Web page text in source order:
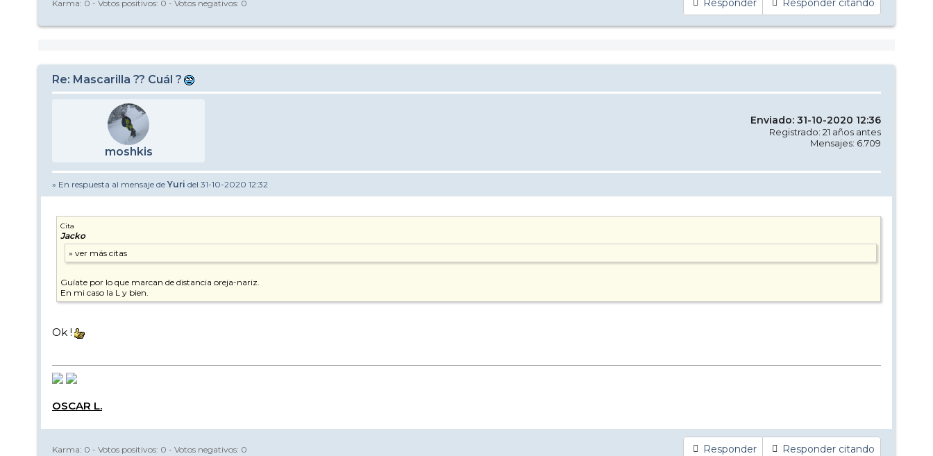
Responder Responder citando
Karma: 0 - Votos positivos: 0 - Votos negativos: 0
Re: Mascarilla ?? Cuál ?
moshkis
Enviado: 31-10-2020 12:36
Registrado: 21 años antes
Mensajes: 6.709
» En respuesta al mensaje de Yuri del 31-10-2020 12:32
Cita
Jacko
Guíate por lo que marcan de distancia oreja-nariz.
En mi caso la L y bien.
Ok !
OSCAR L.
Responder Responder citando
Karma: 0 - Votos positivos: 0 - Votos negativos: 0